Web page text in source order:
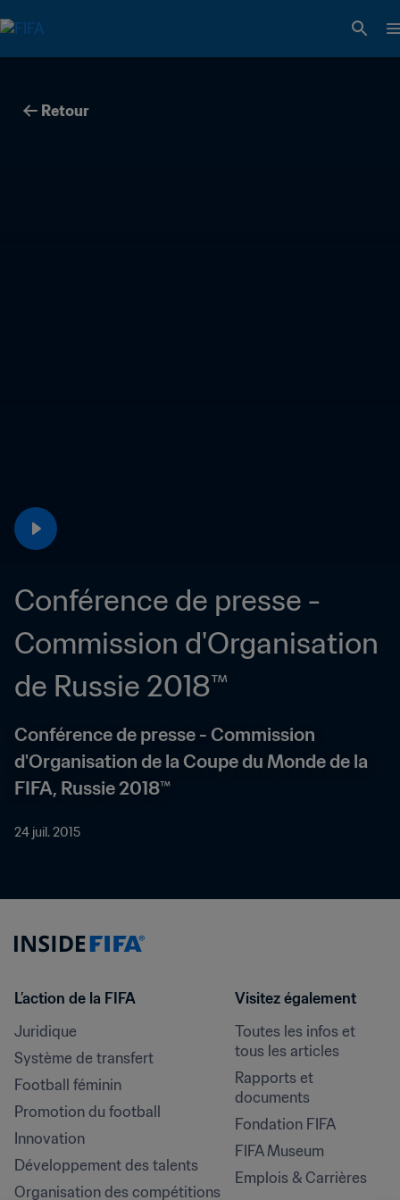
Retour
Conférence de presse -
Commission d'Organisation
de Russie 2018™
Conférence de presse - Commission
d'Organisation de la Coupe du Monde de la
FIFA, Russie 2018™
24 juil. 2015
L’action de la FIFA
Juridique
Système de transfert
Football féminin
Promotion du football
Innovation
Développement des talents
Organisation des compétitions
Visitez également
Toutes les infos et
tous les articles
Rapports et
documents
Fondation FIFA
FIFA Museum
Emplois & Carrières